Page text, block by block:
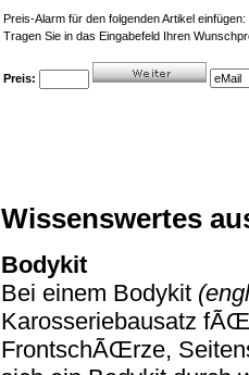
Preis-Alarm für den folgenden Artikel
Tragen Sie in das Eingabefeld Ihren
Preis:
Wissenswertes
Bodykit
Bei einem Bodykit
Karosseriebausatz
FrontschÃŒrze,